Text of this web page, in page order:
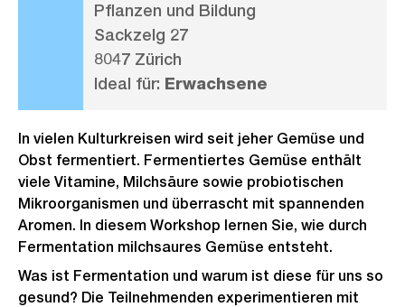
Pflanzen und Bildung
Sackzelg 27
8047 Zürich
Ideal für: Erwachsene
In vielen Kulturkreisen wird seit jeher Gemüse und
Obst fermentiert. Fermentiertes Gemüse enthält
viele Vitamine, Milchsäure sowie probiotischen
Mikroorganismen und überrascht mit spannenden
Aromen. In diesem Workshop lernen Sie, wie durch
Fermentation milchsaures Gemüse entsteht.
Was ist Fermentation und warum ist diese für uns so
gesund? Die Teilnehmenden experimentieren mit